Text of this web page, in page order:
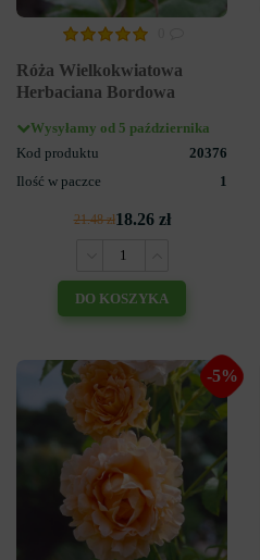
Róża Wielkokwiatowa
Herbaciana Bordowa
Wysyłamy od 5 października
Kod produktu
20376
Ilość w paczce
1
21.48 zł18.26 zł
DO KOSZYKA
-5%